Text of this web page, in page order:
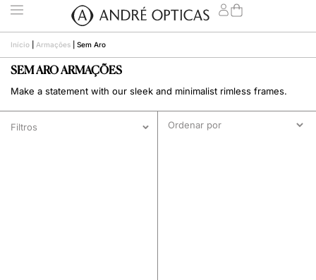
Início Armações Sem Aro
SEM ARO ARMAÇÕES
Make a statement with our sleek and minimalist rimless frames.
Filtros